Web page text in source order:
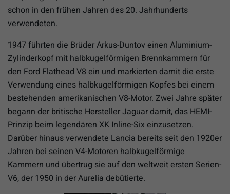
schon in den frühen Jahren des 20. Jahrhunderts
verwendeten.
1947 führten die Brüder Arkus-Duntov einen Aluminium-
Zylinderkopf mit halbkugelförmigen Brennkammern für
den Ford Flathead V8 ein und markierten damit die erste
Verwendung eines halbkugelförmigen Kopfes bei einem
bestehenden amerikanischen V8-Motor. Zwei Jahre später
begann der britische Hersteller Jaguar damit, das HEMI-
Prinzip beim legendären XK Inline-Six einzusetzen.
Darüber hinaus verwendete Lancia bereits seit den 1920er
Jahren bei seinen V4-Motoren halbkugelförmige
Kammern und übertrug sie auf den weltweit ersten Serien-
V6, der 1950 in der Aurelia debütierte.